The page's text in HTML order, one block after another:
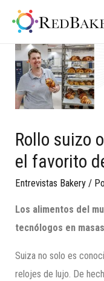
Rollo suizo
el favorito
Entrevistas Bakery /
Los alimentos del
tecnólogos en
Suiza no solo es
relojes de lujo. De